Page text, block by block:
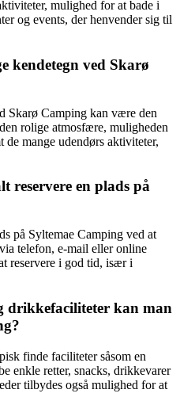
mulighed for at bade i
og events, der henvender sig til
kendetegn ved Skarø
Skarø Camping kan være den
rolige atmosfære, muligheden
mange udendørs aktiviteter,
reservere en plads på
på Syltemae Camping ved at
telefon, e-mail eller online
reservere i god tid, især i
drikkefaciliteter kan man
finde faciliteter såsom en
enkle retter, snacks, drikkevarer
tilbydes også mulighed for at